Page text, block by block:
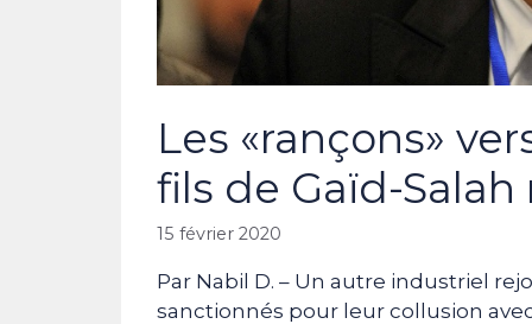
Les «rançons»
fils de Gaïd-
15 février 2020
Par Nabil D. – Un autre industriel
sanctionnés pour leur collusion